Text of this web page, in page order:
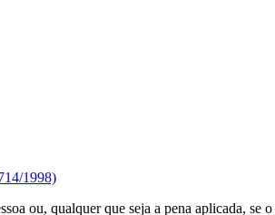
1998)
ou, qualquer que seja a pena aplicada, se